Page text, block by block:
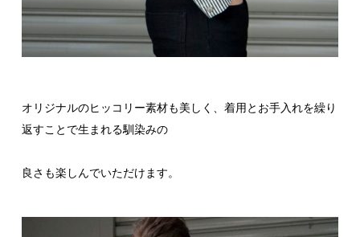
オリジナルのヒッコリー素材も美しく、着用とお手入れを繰り
返すことで生まれる馴染みの
良さも楽しんでいただけます。